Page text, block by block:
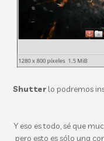
Shutterlo podremos
Y eso es todo, sé que
pero esto es sólo una